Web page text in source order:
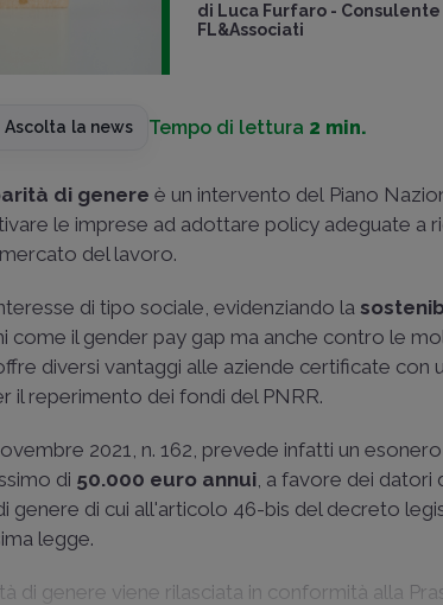
di Luca Furfaro -
FL&Associati
Ascolta la news Tempo di lettura 2 min.
di genere è un intervento del Piano
le imprese ad adottare policy adeguate a
del lavoro.
di tipo sociale, evidenziando la
come il gender pay gap ma anche contro le
diversi vantaggi alle aziende certificate con
il reperimento dei fondi del PNRR.
2021, n. 162, prevede infatti un
di 50.000 euro annui, a favore dei datori
genere di cui all'articolo 46-bis del decreto
legge.
di genere viene rilasciata in conformità alla